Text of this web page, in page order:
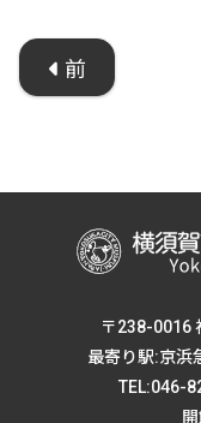
前
〒238-0016
最寄り駅:京
TEL:046-